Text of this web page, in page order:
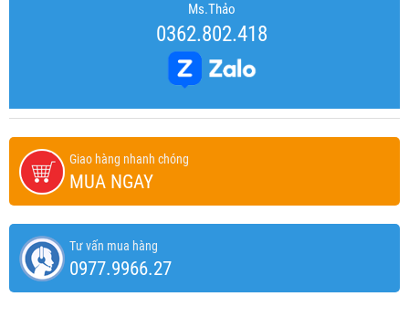
Ms.Thảo
0362.802.418
Giao hàng nhanh chóng
MUA NGAY
Tư vấn mua hàng
0977.9966.27